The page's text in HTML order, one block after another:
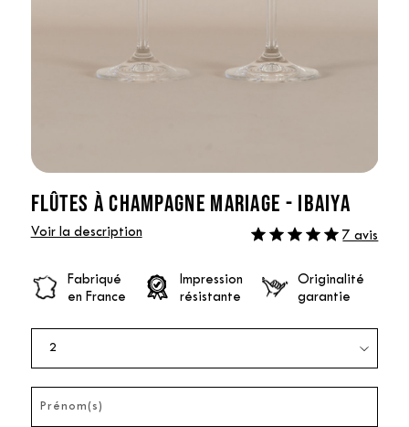
FLÛTES À CHAMPAGNE MARIAGE - IBAIYA
Voir la description 7 avis
Fabriqué
en France
Impression
résistante
Originalité
garantie